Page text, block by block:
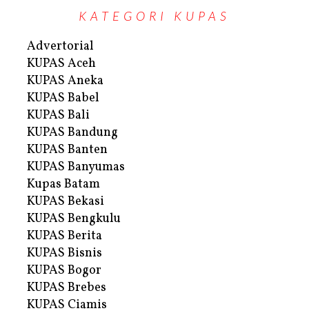
KATEGORI KUPAS
Advertorial
KUPAS Aceh
KUPAS Aneka
KUPAS Babel
KUPAS Bali
KUPAS Bandung
KUPAS Banten
KUPAS Banyumas
Kupas Batam
KUPAS Bekasi
KUPAS Bengkulu
KUPAS Berita
KUPAS Bisnis
KUPAS Bogor
KUPAS Brebes
KUPAS Ciamis